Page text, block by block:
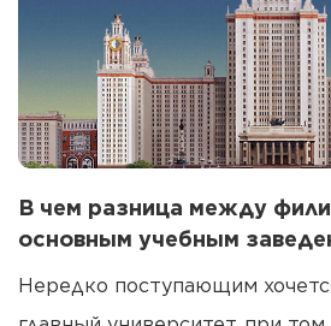
В чем разница между
основным учебным
Нередко поступающим